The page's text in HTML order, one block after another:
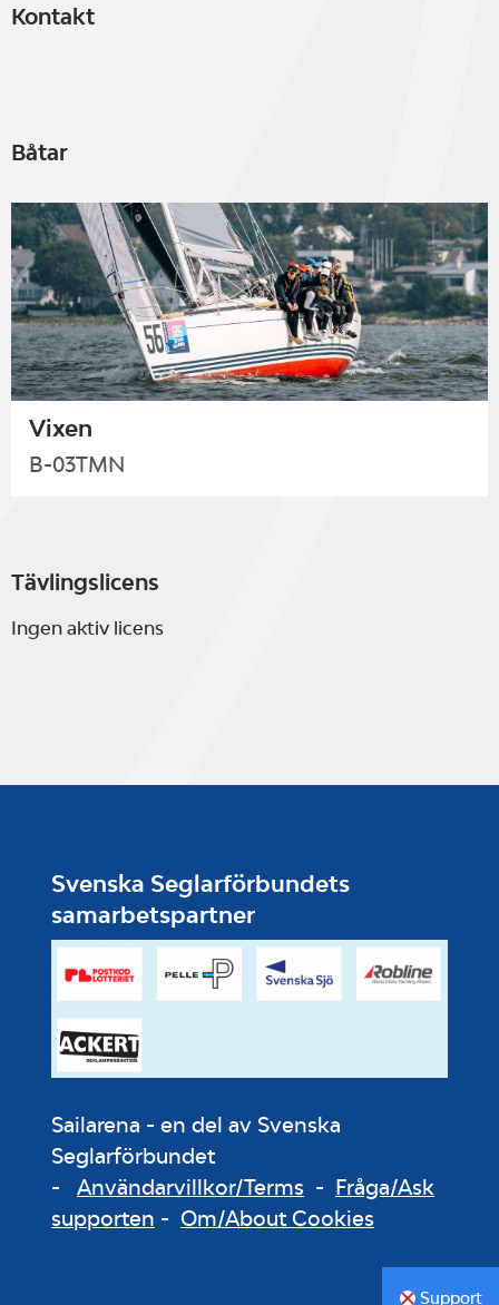
Kontakt
Båtar
Vixen
B-03TMN
Tävlingslicens
Ingen aktiv licens
Svenska Seglarförbundets
samarbetspartner
Sailarena - en del av Svenska
Seglarförbundet
- Användarvillkor/Terms - Fråga/Ask
supporten - Om/About Cookies
Support